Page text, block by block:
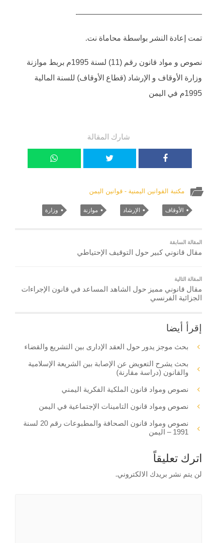
————————————————-
تمت إعادة النشر بواسطة محاماة نت.
نصوص و مواد قانون رقم (11) لسنة 1995م بربط موازنة
وزارة الأوقاف و الإرشاد (قطاع الأوقاف) للسنة المالية
1995م في اليمن
شارك المقالة
مكتبة القوانين اليمنية - قوانين اليمن
الأوقاف الإرشاد موازنة وزارة
المقالة السابقة
مقال قانوني كبير حول التوقيف الإحتياطي
المقالة التالية
مقال قانوني مميز حول الشاهد المساعد في قانون الإجراءات
الجزائية الفرنسي
إقرأ أيضا
بحث موجز يدور حول العقد الإدارى بين التشريع والقضاء
بحث يشرح التعويض عن الإصابة بين الشريعة الإسلامية
والقانون (دراسة مقارنة)
نصوص ومواد قانون الملكية الفكرية اليمني
نصوص ومواد قانون التامينات الإجتماعية في اليمن
نصوص ومواد قانون الصحافة والمطبوعات رقم 20 لسنة
1991 – اليمن
اترك تعليقاً
لن يتم نشر بريدك الالكتروني.